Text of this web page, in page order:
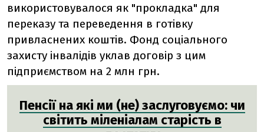
використовувалося як "прокладка" для
переказу та переведення в готівку
привласнених коштів. Фонд соціального
захисту інвалідів уклав договір з цим
підприємством на 2 млн грн.
Пенсії на які ми (не) заслуговуємо: чи
світить міленіалам старість в